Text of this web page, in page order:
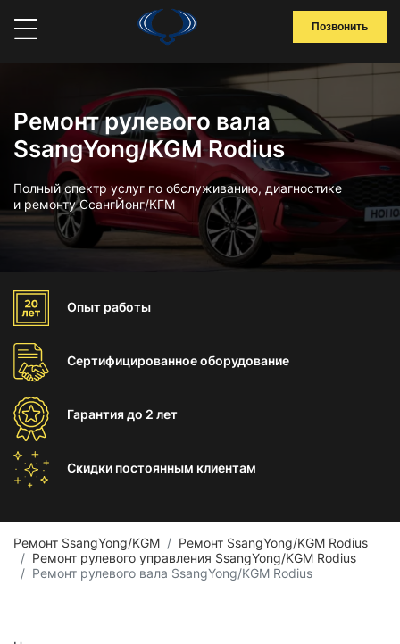
Позвонить
Ремонт рулевого вала
SsangYong/KGM Rodius
Полный спектр услуг по обслуживанию, диагностике
и ремонту СсангЙонг/КГМ
Опыт работы
Сертифицированноеоборудование
Гарантиядо 2 лет
Скидки постоянным клиентам
Ремонт SsangYong/KGM
Ремонт SsangYong/KGM Rodius
Ремонт рулевого управления SsangYong/KGM Rodius
Ремонт рулевого вала SsangYong/KGM Rodius